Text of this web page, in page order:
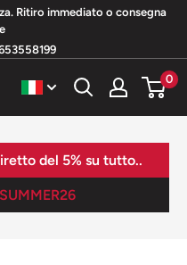
Ritiro immediato o consegna
0
del 5% su tutto..
SUMMER26